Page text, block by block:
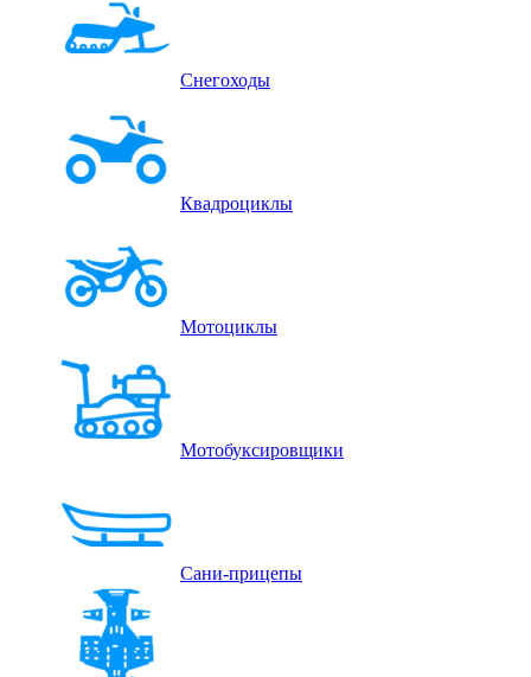
Снегоходы
Квадроциклы
Мотоциклы
Мотобуксировщики
Сани-прицепы